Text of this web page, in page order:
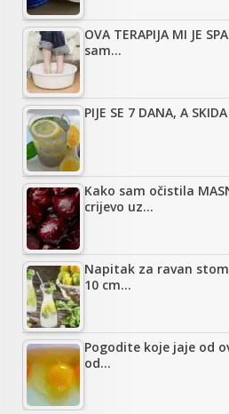
OVA TERAPIJA MI JE
sam…
PIJE SE 7 DANA, A
Kako sam očistila
crijevo uz…
Napitak za ravan
10 cm…
Pogodite koje jaje od
od…